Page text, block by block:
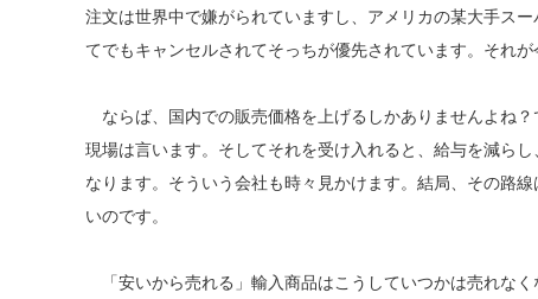
注文は世界中で嫌がられていますし、アメリカの某大手ス
てでもキャンセルされてそっちが優先されています。それが
ならば、国内での販売価格を上げるしかありませんよね
現場は言います。そしてそれを受け入れると、給与を減ら
なります。そういう会社も時々見かけます。結局、その路
いのです。
「安いから売れる」輸入商品はこうしていつかは売れな